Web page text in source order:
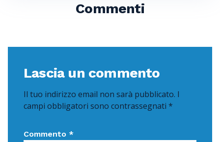
Commenti
Lascia un commento
Il tuo indirizzo email non sarà pubblicato. I
campi obbligatori sono contrassegnati *
Commento *